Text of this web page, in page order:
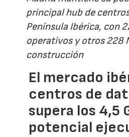
principal hub de
Península Ibérica, con
operativos y otros 228
construcción
El mercado
centros de
supera los 4,5
potencial